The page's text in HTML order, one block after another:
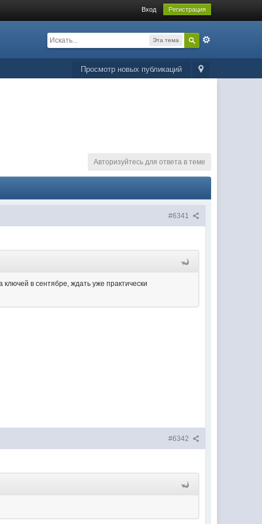
Вход Регистрация
Эта тема
Просмотр новых публикаций
Авторизуйтесь для ответа в теме
#6341
в сентябре, ждать уже практически
#6342